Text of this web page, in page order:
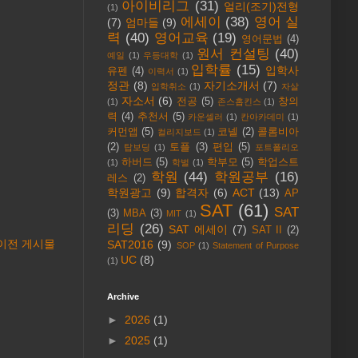
전 게시물
(1) 아이비리그 (31) 얼리(조기)전형
(7) 엄마들 (9) 에세이 (38) 영어 실
력 (40) 영어교육 (19) 영어문법 (4)
예일 (1) 우등대학 (1) 원서 컨설팅 (40)
유펜 (4) 이력서 (1) 입학률 (15) 입학사
정관 (8) 입학취소 (1) 자기소개서 (7) 자살
(1) 자소서 (6) 전공 (5) 존스홉킨스 (1) 창의
력 (4) 추천서 (5) 카운셀러 (1) 칸아카데미 (1)
커먼앱 (5) 컬리지보드 (1) 코넬 (2) 콜롬비아
(2) 탑보딩 (1) 토플 (3) 편입 (5) 포트폴리오
(1) 하버드 (5) 학벌 (1) 학부모 (5) 학업스트
레스
(2) 학원 (44) 학원공부 (16)
학원광고 (9) 합격자 (6) ACT (13) AP
(3) MBA (3) MIT (1) SAT (61) SAT
리딩 (26) SAT 에세이 (7) SAT II (2)
SAT2016 (9) SOP (1) Statement of Purpose
(1) UC (8)
Archive
► 2026 (1)
► 2025 (1)